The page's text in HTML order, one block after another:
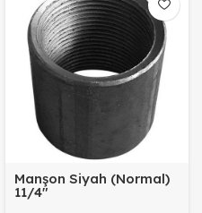
Manşon Siyah (Normal)
11/4″